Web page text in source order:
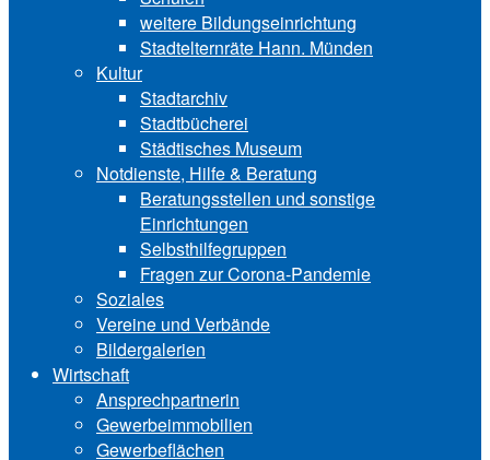
weitere Bildungseinrichtung
Stadtelternräte Hann. Münden
Kultur
Stadtarchiv
Stadtbücherei
Städtisches Museum
Notdienste, Hilfe & Be‍ra‍tung
Beratungsstellen und sonstige
Einrichtungen
Selbsthilfegruppen
Fragen zur Corona-Pandemie
Soziales
Vereine und Verbände
Bildergalerien
Wirtschaft
Ansprechpartnerin
Gewerbeimmobilien
Gewerbeflächen